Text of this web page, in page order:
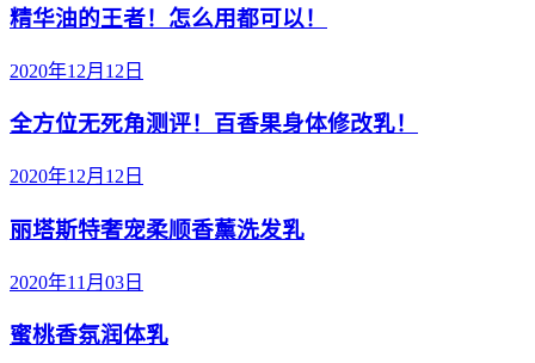
精华油的王者！怎么用都可以！
2020年12月12日
全方位无死角测评！百香果身体修改乳！
2020年12月12日
丽塔斯特奢宠柔顺香薰洗发乳
2020年11月03日
蜜桃香氛润体乳